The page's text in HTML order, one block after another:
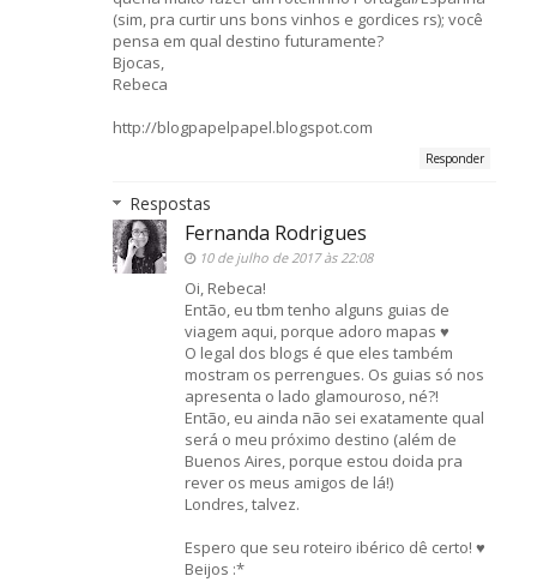
(sim, pra curtir uns bons vinhos e gordices rs); você
pensa em qual destino futuramente?
Bjocas,
Rebeca
http://blogpapelpapel.blogspot.com
Responder
Respostas
Fernanda Rodrigues
10 de julho de 2017 às 22:08
Oi, Rebeca!
Então, eu tbm tenho alguns guias de
viagem aqui, porque adoro mapas ♥
O legal dos blogs é que eles também
mostram os perrengues. Os guias só nos
apresenta o lado glamouroso, né?!
Então, eu ainda não sei exatamente qual
será o meu próximo destino (além de
Buenos Aires, porque estou doida pra
rever os meus amigos de lá!)
Londres, talvez.
Espero que seu roteiro ibérico dê certo! ♥
Beijos :*